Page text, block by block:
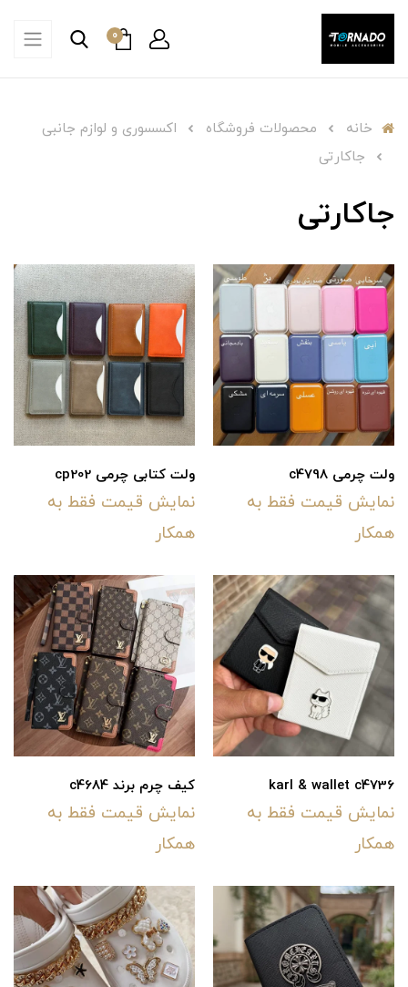
0
خانه محصولات فروشگاه
اکسسوری و لوازم جانبی
جاکارتی
جاکارتی
ولت چرمی c4798
نمایش قیمت فقط به
همکار
ولت کتابی چرمی cp202
نمایش قیمت فقط به
همکار
karl & wallet c4736
نمایش قیمت فقط به
همکار
کیف چرم برند c4684
نمایش قیمت فقط به
همکار